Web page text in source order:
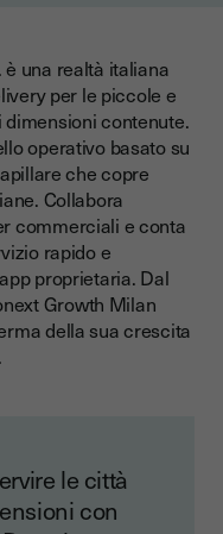
?
6 mesi
supply chain
un passo decisivo
è una realtà italiana
per le piccole e
contenute.
operativo basato su
che copre
Collabora
commerciali e conta
rapido e
proprietaria. Dal
Growth Milan
della sua crescita
le città
con